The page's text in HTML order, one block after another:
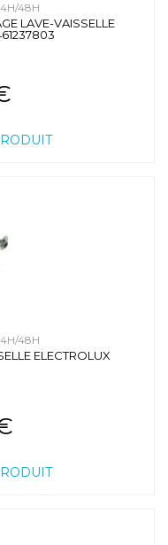
48H
LAVE-VAISSELLE
48H
ELECTROLUX